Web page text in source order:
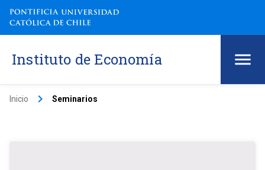
Instituto de Economía
Inicio keyboard_arrow_right Seminarios